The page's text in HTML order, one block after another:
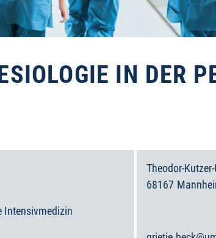
IN DER
Intensivmedizin
Theodor-
68167